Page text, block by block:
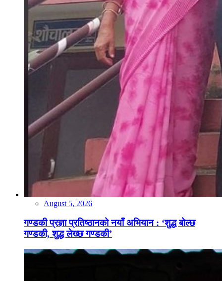
August 5, 2026
गण्डकी प्रज्ञा प्रतिष्ठानको नयाँ अभियान : ‘शुद्ध बोल्छ
गण्डकी, शुद्ध लेख्छ गण्डकी’